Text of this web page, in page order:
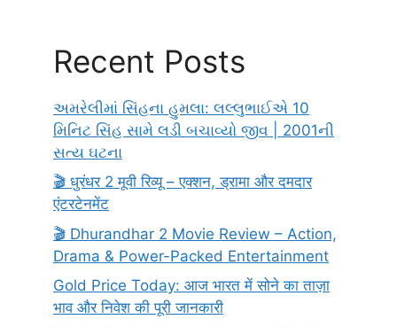
Recent Posts
અમરેલીમાં સિંહના હુમલા: લલ્લુભાઈએ 10
મિનિટ સિંહ સામે લડી બચાવ્યો જીવ | 2001ની
સત્ય ઘટના
🎬 धुरंधर 2 मूवी रिव्यू – एक्शन, ड्रामा और दमदार
एंटरटेनमेंट
🎬 Dhurandhar 2 Movie Review – Action,
Drama & Power-Packed Entertainment
Gold Price Today: आज भारत में सोने का ताज़ा
भाव और निवेश की पूरी जानकारी